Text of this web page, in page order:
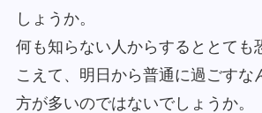
しょうか。
何も知らない人からするととても
こえて、明日から普通に過ごす
方が多いのではないでしょうか。